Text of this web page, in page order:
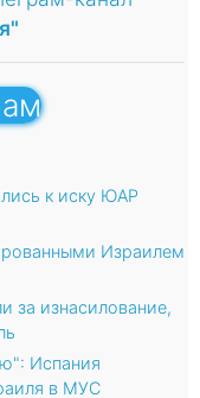
к иску ЮАР
Израилем
за изнасилование,
Испания
в МУС